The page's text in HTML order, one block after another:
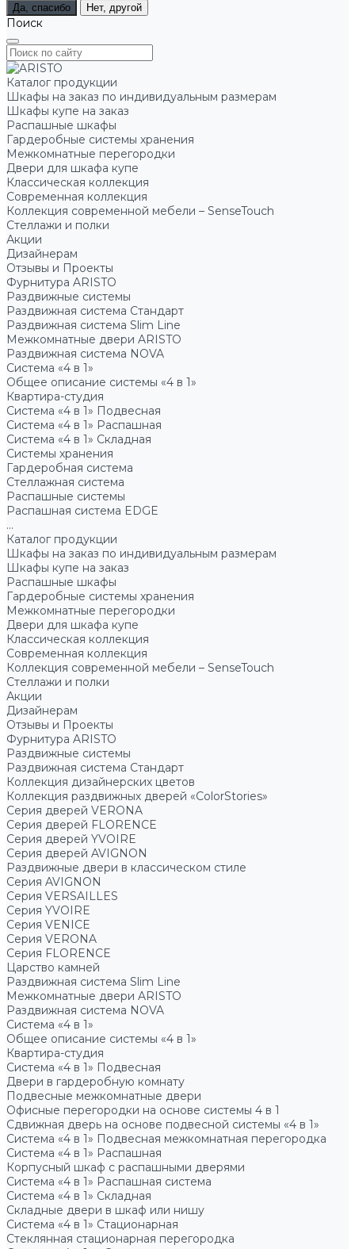
Да, спасибо Нет, другой
Поиск
Каталог продукции
Шкафы на заказ по индивидуальным размерам
Шкафы купе на заказ
Распашные шкафы
Гардеробные системы хранения
Межкомнатные перегородки
Двери для шкафа купе
Классическая коллекция
Современная коллекция
Коллекция современной мебели – SenseTouch
Стеллажи и полки
Акции
Дизайнерам
Отзывы и Проекты
Фурнитура ARISTO
Раздвижные системы
Раздвижная система Стандарт
Раздвижная система Slim Line
Межкомнатные двери ARISTO
Раздвижная система NOVA
Система «4 в 1»
Общее описание системы «4 в 1»
Квартира-студия
Система «4 в 1» Подвесная
Система «4 в 1» Распашная
Система «4 в 1» Складная
Системы хранения
Гардеробная система
Стеллажная система
Распашные системы
Распашная система EDGE
...
Каталог продукции
Шкафы на заказ по индивидуальным размерам
Шкафы купе на заказ
Распашные шкафы
Гардеробные системы хранения
Межкомнатные перегородки
Двери для шкафа купе
Классическая коллекция
Современная коллекция
Коллекция современной мебели – SenseTouch
Стеллажи и полки
Акции
Дизайнерам
Отзывы и Проекты
Фурнитура ARISTO
Раздвижные системы
Раздвижная система Стандарт
Коллекция дизайнерских цветов
Коллекция раздвижных дверей «ColorStories»
Серия дверей VERONA
Серия дверей FLORENCE
Серия дверей YVOIRE
Серия дверей AVIGNON
Раздвижные двери в классическом стиле
Серия AVIGNON
Серия VERSAILLES
Серия YVOIRE
Серия VENICE
Серия VERONA
Серия FLORENCE
Царство камней
Раздвижная система Slim Line
Межкомнатные двери ARISTO
Раздвижная система NOVA
Система «4 в 1»
Общее описание системы «4 в 1»
Квартира-студия
Система «4 в 1» Подвесная
Двери в гардеробную комнату
Подвесные межкомнатные двери
Офисные перегородки на основе системы 4 в 1
Сдвижная дверь на основе подвесной системы «4 в 1»
Система «4 в 1» Подвесная межкомнатная перегородка
Система «4 в 1» Распашная
Корпусный шкаф с распашными дверями
Система «4 в 1» Распашная система
Система «4 в 1» Складная
Складные двери в шкаф или нишу
Система «4 в 1» Стационарная
Стеклянная стационарная перегородка